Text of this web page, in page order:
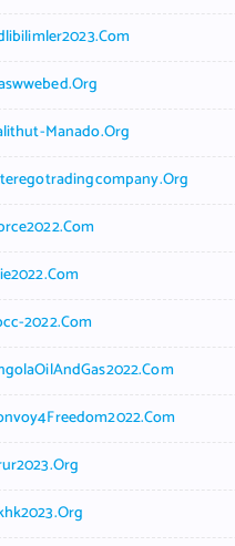
Manado.org
2022.com